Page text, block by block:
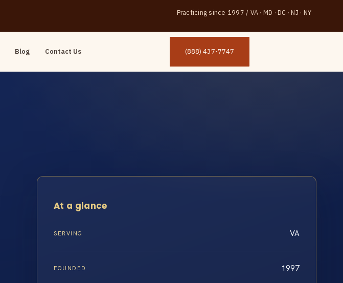
Practicing since 1997 / VA · MD · DC · NJ · NY
Blog Contact Us (888) 437-7747
At a glance
SERVING VA
FOUNDED 1997